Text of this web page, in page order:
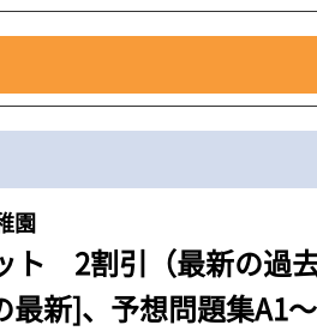
園
ト 2割引（最新の過
最新]、予想問題集A1